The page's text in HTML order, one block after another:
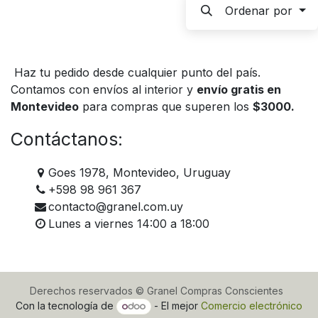
Ordenar por
Haz tu pedido desde cualquier punto del país.
Contamos con envíos al interior y envío gratis en
Montevideo para compras que superen los $3000.
Contáctanos:
Goes 1978, Montevideo, Uruguay
+598 98 961 367
contacto@granel.com.uy
Lunes a viernes 14:00 a 18:00
Derechos reservados © Granel Compras Conscientes
Con la tecnología de
- El mejor Comercio electrónico